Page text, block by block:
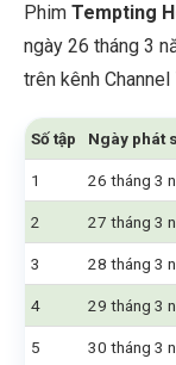
Phim Tempting
ngày 26 tháng 3
trên kênh
Số tập Ngày phát
1 26 tháng 3
2 27 tháng 3
3 28 tháng 3
4 29 tháng 3
5 30 tháng 3